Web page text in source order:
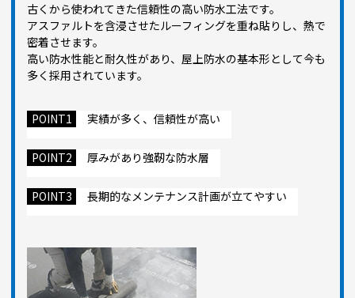
古くから使われてきた信頼性の高い防水工法です。
アスファルトを含浸させたルーフィングを重ね貼りし、熱で
密着させます。
高い防水性能と耐久性があり、屋上防水の基本形として今も
多く採用されています。
POINT1 実績が多く、信頼性が高い
POINT2 厚みがあり強靭な防水層
POINT3 長期的なメンテナンス計画が立てやすい